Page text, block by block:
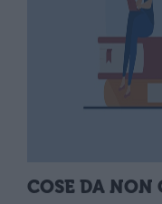
COSE DA NON